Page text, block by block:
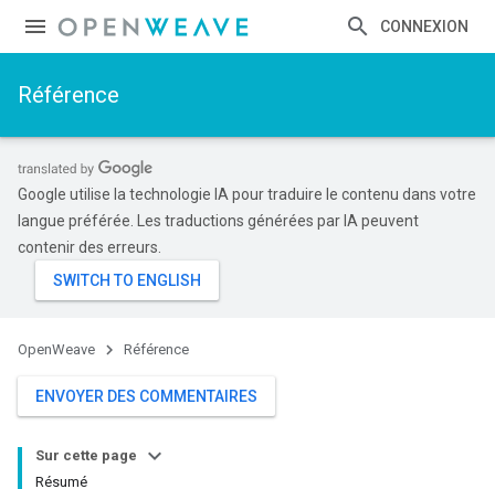
CONNEXION
Référence
Google utilise la technologie IA pour traduire le contenu dans votre
langue préférée. Les traductions générées par IA peuvent
contenir des erreurs.
OpenWeave Référence
ENVOYER DES COMMENTAIRES
Sur cette page
Résumé